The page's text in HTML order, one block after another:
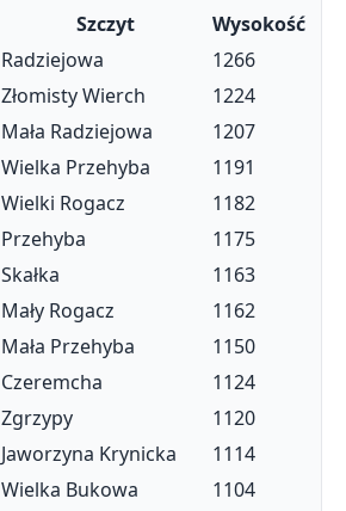
Szczyt
Wysokość
Radziejowa
1266
Złomisty Wierch
1224
Mała Radziejowa
1207
Wielka Przehyba
1191
Wielki Rogacz
1182
Przehyba
1175
Skałka
1163
Mały Rogacz
1162
Mała Przehyba
1150
Czeremcha
1124
Zgrzypy
1120
Jaworzyna Krynicka
1114
Wielka Bukowa
1104